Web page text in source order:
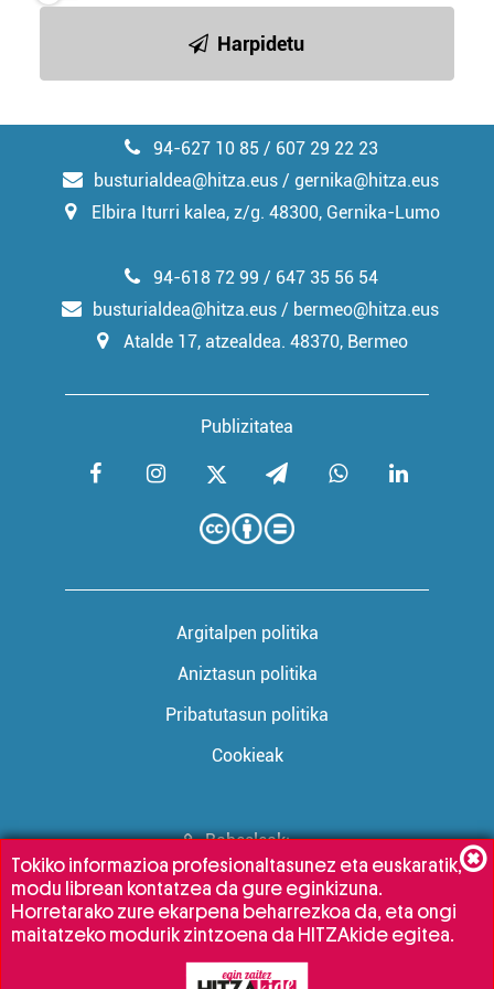
irakurri
Harpidetu
94-627 10 85 / 607 29 22 23
busturialdea@hitza.eus / gernika@hitza.eus
Elbira Iturri kalea, z/g. 48300, Gernika-Lumo
Publizitatea
94-618 72 99 / 647 35 56 54
busturialdea@hitza.eus / bermeo@hitza.eus
Atalde 17, atzealdea. 48370, Bermeo
Argitalpen politika
Aniztasun politika
Pribatutasun politika
Cookieak
Babesleak:
Tokiko informazioa profesionaltasunez eta euskaratik,
modu librean kontatzea da gure eginkizuna.
Horretarako zure ekarpena beharrezkoa da, eta ongi
maitatzeko modurik zintzoena da HITZAkide egitea.